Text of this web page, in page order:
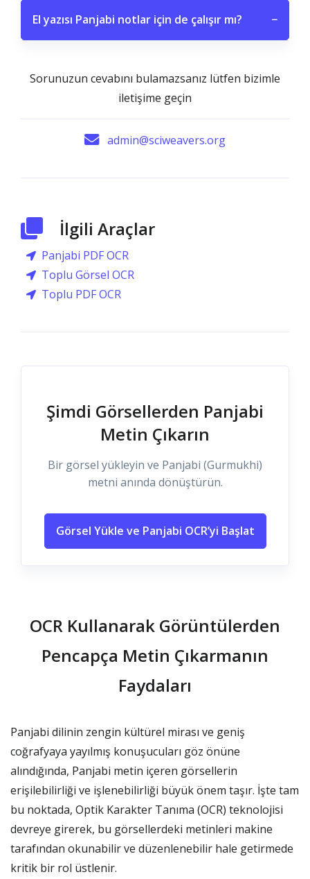
El yazısı Panjabi notlar için de çalışır mı? −
Sorunuzun cevabını bulamazsanız lütfen bizimle
iletişime geçin
admin@sciweavers.org
İlgili Araçlar
Panjabi PDF OCR
Toplu Görsel OCR
Toplu PDF OCR
Şimdi Görsellerden Panjabi
Metin Çıkarın
Bir görsel yükleyin ve Panjabi (Gurmukhi)
metni anında dönüştürün.
Görsel Yükle ve Panjabi OCR’yi Başlat
OCR Kullanarak Görüntülerden
Pencapça Metin Çıkarmanın
Faydaları
Panjabi dilinin zengin kültürel mirası ve geniş
coğrafyaya yayılmış konuşucuları göz önüne
alındığında, Panjabi metin içeren görsellerin
erişilebilirliği ve işlenebilirliği büyük önem taşır. İşte tam
bu noktada, Optik Karakter Tanıma (OCR) teknolojisi
devreye girerek, bu görsellerdeki metinleri makine
tarafından okunabilir ve düzenlenebilir hale getirmede
kritik bir rol üstlenir.